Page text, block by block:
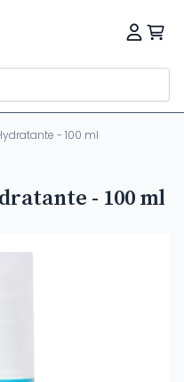
- 100 ml
- 100 ml